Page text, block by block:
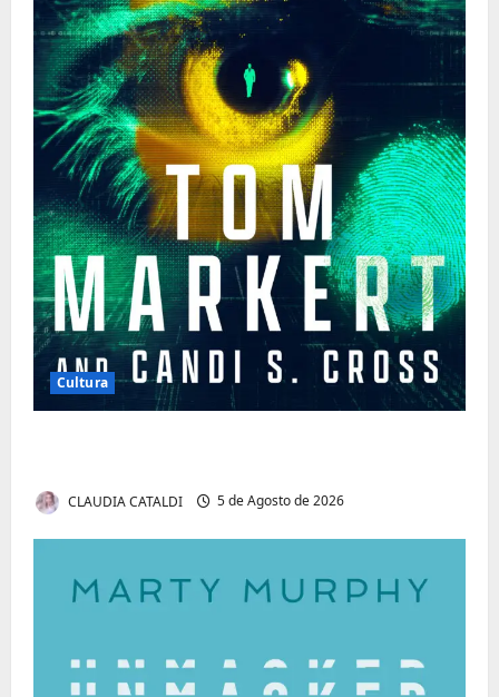
Cultura
CLAUDIA CATALDI 5 de Agosto de 2026